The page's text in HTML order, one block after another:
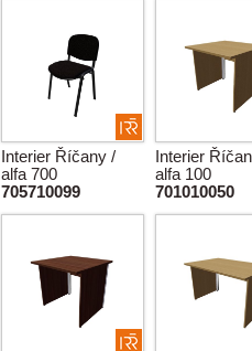
Interier Říčany /
alfa 700
705710099
Interier
alfa 100
701010050